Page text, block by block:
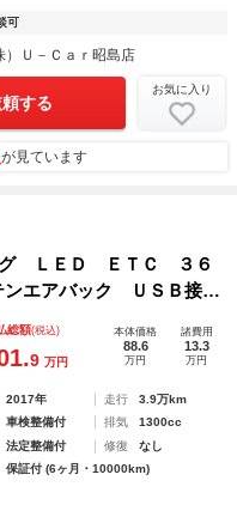
可
）Ｕ－Ｃａｒ昭島店
する
お気に入り
が見ています
ＬＥＤ ＥＴＣ ３６
エアバック ＵＳＢ接
ドバンストキー Ｒカ
ヒータ アイドルスト
総額(税込)
9 万円
本体価格
88.6
万円
諸費用
13.3
万円
2017年 走行
3.9万km
車検整備付 排気
1300cc
法定整備付 修復
なし
保証付 (6ヶ月・10000km)